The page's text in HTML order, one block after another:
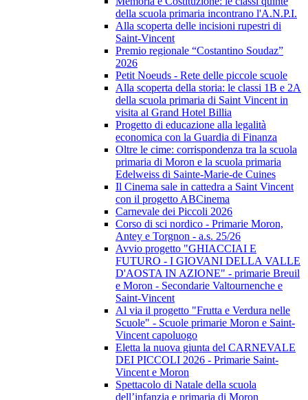
della scuola primaria incontrano l'A.N.P.I.
Alla scoperta delle incisioni rupestri di
Saint-Vincent
Premio regionale “Costantino Soudaz”
2026
Petit Noeuds - Rete delle piccole scuole
Alla scoperta della storia: le classi 1B e 2A
della scuola primaria di Saint Vincent in
visita al Grand Hotel Billia
Progetto di educazione alla legalità
economica con la Guardia di Finanza
Oltre le cime: corrispondenza tra la scuola
primaria di Moron e la scuola primaria
Edelweiss di Sainte-Marie-de Cuines
Il Cinema sale in cattedra a Saint Vincent
con il progetto ABCinema
Carnevale dei Piccoli 2026
Corso di sci nordico - Primarie Moron,
Antey e Torgnon - a.s. 25/26
Avvio progetto "GHIACCIAI E
FUTURO - I GIOVANI DELLA VALLE
D'AOSTA IN AZIONE" - primarie Breuil
e Moron - Secondarie Valtournenche e
Saint-Vincent
Al via il progetto "Frutta e Verdura nelle
Scuole" - Scuole primarie Moron e Saint-
Vincent capoluogo
Eletta la nuova giunta del CARNEVALE
DEI PICCOLI 2026 - Primarie Saint-
Vincent e Moron
Spettacolo di Natale della scuola
dell’infanzia e primaria di Moron